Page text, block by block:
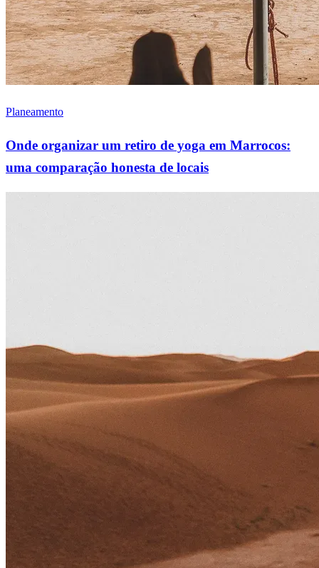
Planeamento
Onde organizar um retiro de yoga em Marrocos:
uma comparação honesta de locais